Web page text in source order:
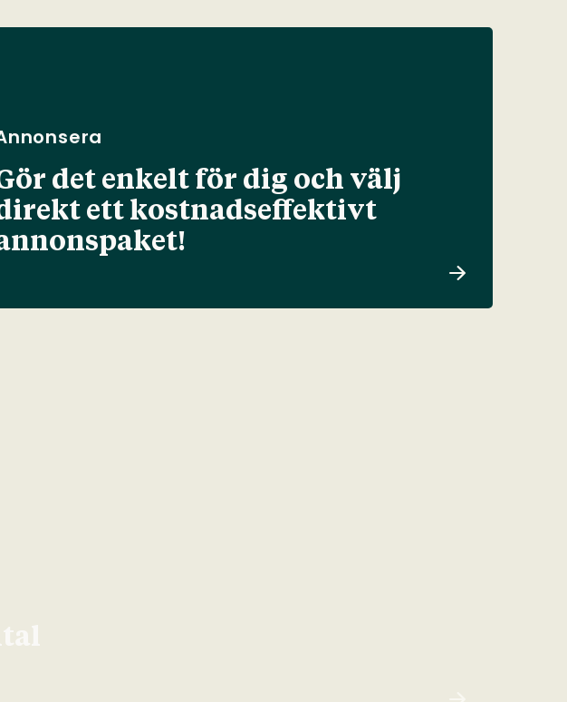
det enkelt för dig och välj
ett kostnadseffektivt